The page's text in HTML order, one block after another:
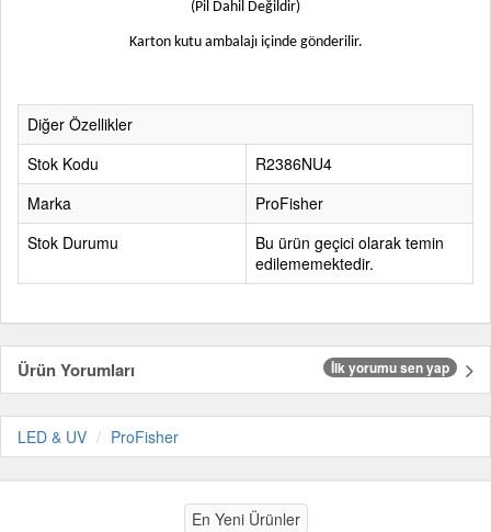
(Pil Dahil Değildir)
Karton kutu ambalajı içinde gönderilir.
Diğer Özellikler
Stok Kodu
R2386NU4
Marka
ProFisher
Stok Durumu
Bu ürün geçici olarak temin
edilememektedir.
Ürün Yorumları İlk yorumu sen yap
LED & UV ProFisher
En Yeni Ürünler